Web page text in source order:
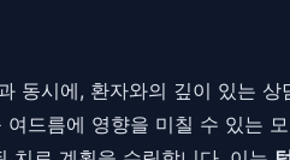
동시에, 환자와의 깊이 있는
드름에 영향을 미칠 수 있는